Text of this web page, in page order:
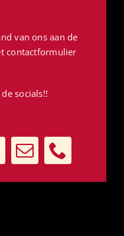
van ons aan de
contactformulier
socials!!